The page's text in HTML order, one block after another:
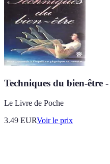
Techniques du bien-être
Le Livre de Poche
3.49 EURVoir le prix